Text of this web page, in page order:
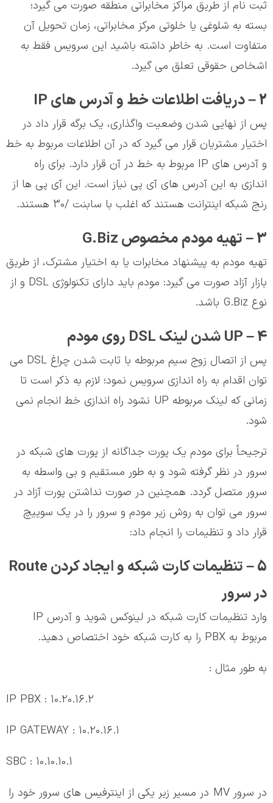
ثبت نام از طریق مراکز مخابراتی منطقه صورت می گیرد؛
بسته به شلوغی یا خلوتی مرکز مخابراتی، زمان تحویل آن
متفاوت است. به خاطر داشته باشید این سرویس فقط به
اشخاص حقوقی تعلق می گیرد.
2 – دریافت اطلاعات خط و آدرس های IP
پس از نهایی شدن وضعیت واگذاری، یک برگه قرار داد در
اختیار مشتریان قرار می گیرد که در آن اطلاعات مربوط به خط
و آدرس های IP مربوط به خط در آن قرار دارد. برای راه
اندازی به این آدرس های آی پی نیاز است. این آی پی ها از
رنج شبکه اینترانت هستند که اغلب با سابنت /30 هستند.
3 – تهیه مودم مخصوص G.Biz
تهیه مودم به پیشنهاد مخابرات یا به اختیار مشترک، از طریق
بازار آزاد صورت می گیرد: مودم باید دارای تکنولوژی DSL و از
نوع G.Biz باشد.
4 – UP شدن لینک DSL روی مودم
پس از اتصال زوج سیم مربوطه با ثابت شدن چراغ DSL می
توان اقدام به راه اندازی سرویس نمود؛ لازم به ذکر است تا
زمانی که لینک مربوطه UP نشود راه اندازی خط انجام نمی
شود.
ترجیحاً برای مودم یک پورت جداگانه از پورت های شبکه در
سرور در نظر گرفته شود و به طور مستقیم و بی واسطه به
سرور متصل گردد. همچنین در صورت نداشتن پورت آزاد در
سرور می توان به روش زیر مودم و سرور را در یک سوییچ
قرار داد و تنظیمات را انجام داد:
5 – تنظیمات کارت شبکه و ایجاد کردن Route
در سرور
وارد تنظیمات کارت شبکه در لینوکس شوید و آدرس IP
مربوط به PBX را به کارت شبکه خود اختصاص دهید.
به طور مثال :
IP PBX : 10.20.16.2
IP GATEWAY : 10.20.16.1
SBC : 10.10.10.1
در سرور MV در مسیر زیر یکی از اینترفیس های سرور خود را